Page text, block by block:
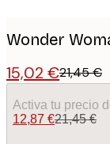
Wonder
15,02 €21,45 €
Activa tu precio
12,87 €21,45 €